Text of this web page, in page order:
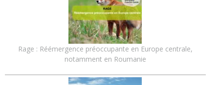
Rage : Réémergence préoccupante en Europe centrale,
notamment en Roumanie